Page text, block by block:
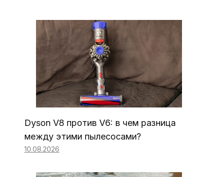
Dyson V8 против V6: в чем разница
между этими пылесосами?
10.08.2026